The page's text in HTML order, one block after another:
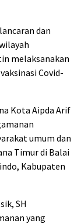
dan
melaksanakan
Covid-
Kota Aipda Arif
umum dan
Timur di Balai
Kabupaten
SH
yang